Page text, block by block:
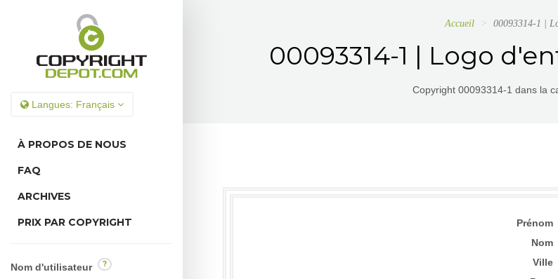
Langues: Français
À PROPOS DE NOUS
FAQ
ARCHIVES
PRIX PAR COPYRIGHT
Nom d'utilisateur ?
Accueil 00093314-1 |
00093314-1 | Logo
Copyright 00093314-1 dans la
Prénom
Nom
Ville